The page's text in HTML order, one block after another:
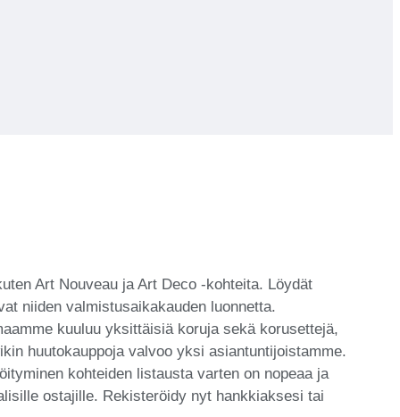
Art Nouveau ja Art Deco -kohteita. Löydät
niiden valmistusaikakauden luonnetta.
kuuluu yksittäisiä koruja sekä korusettejä,
huutokauppoja valvoo yksi asiantuntijoistamme.
kohteiden listausta varten on nopeaa ja
ostajille. Rekisteröidy nyt hankkiaksesi tai